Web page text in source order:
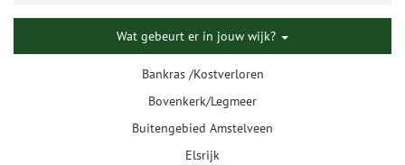
Wat gebeurt er in jouw wijk?
Bankras /Kostverloren
Bovenkerk/Legmeer
Buitengebied Amstelveen
Elsrijk